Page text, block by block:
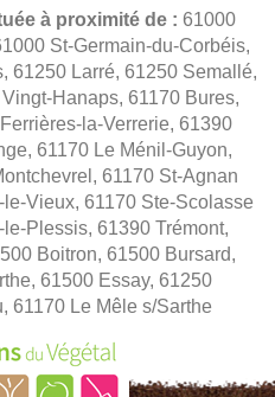
à proximité de : 61000
St-Germain-du-Corbéis,
61250 Larré, 61250 Semallé,
Hanaps, 61170 Bures,
la-Verrerie, 61390
61170 Le Ménil-Guyon,
61170 St-Agnan
Vieux, 61170 Ste-Scolasse
Plessis, 61390 Trémont,
Boitron, 61500 Bursard,
61500 Essay, 61250
61170 Le Mêle s/Sarthe